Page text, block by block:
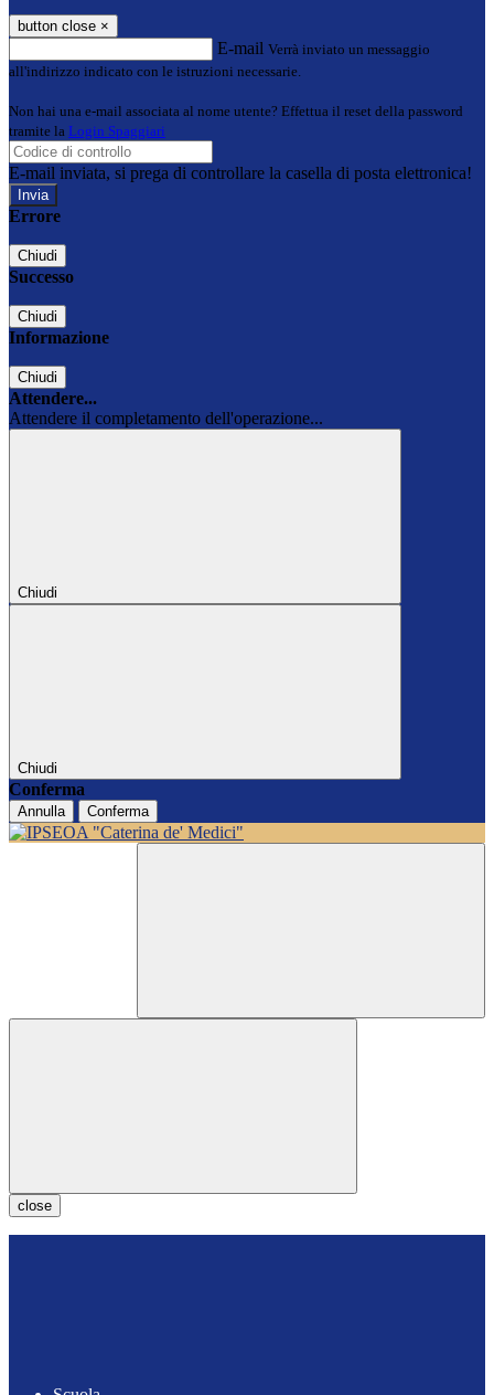
button close ×
E-mail Verrà inviato un messaggio
all'indirizzo indicato con le istruzioni necessarie.
Non hai una e-mail associata al nome utente? Effettua il reset della password
tramite la Login Spaggiari
E-mail inviata, si prega di controllare la casella di posta elettronica!
Errore
Chiudi
Successo
Chiudi
Informazione
Chiudi
Attendere...
Attendere il completamento dell'operazione...
Chiudi
Chiudi
Conferma
Annulla Conferma
close